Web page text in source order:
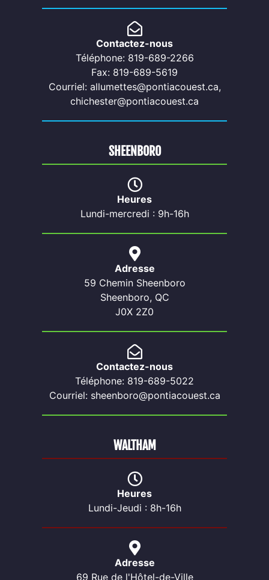
Contactez-nous
Téléphone: 819-689-2266
Fax: 819-689-5619
Courriel: allumettes@pontiacouest.ca,
chichester@pontiacouest.ca
SHEENBORO
Heures
Lundi-mercredi : 9h-16h
Adresse
59 Chemin Sheenboro
Sheenboro, QC
J0X 2Z0
Contactez-nous
Téléphone: 819-689-5022
Courriel: sheenboro@pontiacouest.ca
Heures
Lundi-Jeudi : 8h-16h
Adresse
69 Rue de l'Hôtel-de-Ville
WALTHAM